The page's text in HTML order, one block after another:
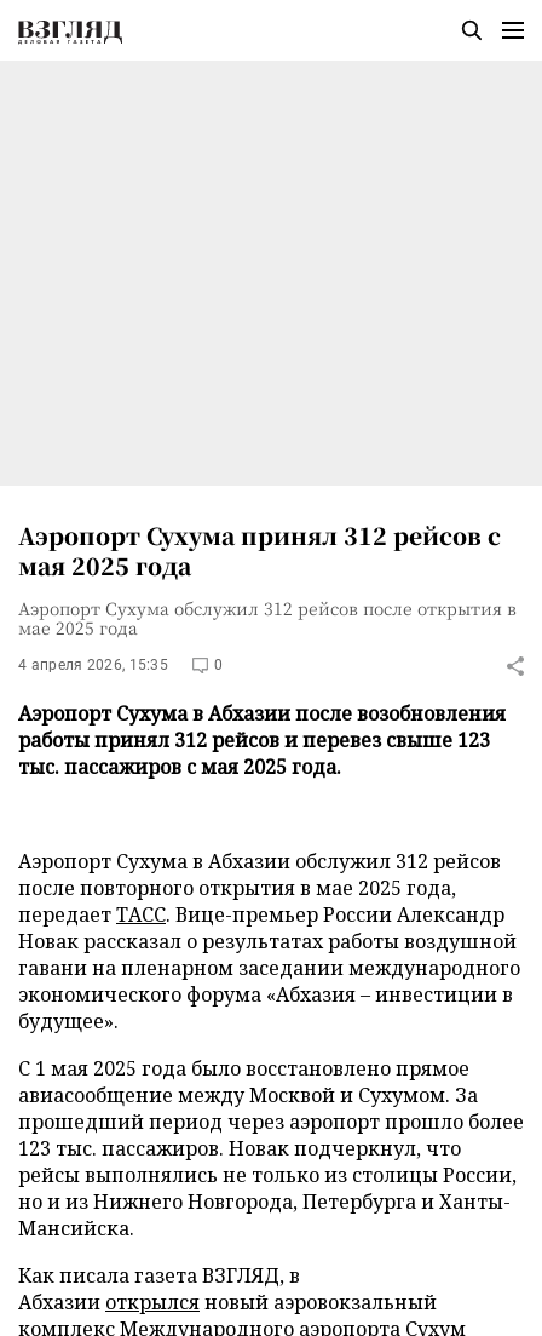
Аэропорт Сухума принял 312 рейсов с
мая 2025 года
Аэропорт Сухума обслужил 312 рейсов после открытия в
мае 2025 года
4 апреля 2026, 15:35 0
Аэропорт Сухума в Абхазии после возобновления
работы принял 312 рейсов и перевез свыше 123
тыс. пассажиров с мая 2025 года.
Аэропорт Сухума в Абхазии обслужил 312 рейсов
после повторного открытия в мае 2025 года,
передаетТАСС. Вице-премьер России Александр
Новак рассказал о результатах работы воздушной
гавани на пленарном заседании международного
экономического форума «Абхазия – инвестиции в
будущее».
С 1 мая 2025 года было восстановлено прямое
авиасообщение между Москвой и Сухумом. За
прошедший период через аэропорт прошло более
123 тыс. пассажиров. Новак подчеркнул, что
рейсы выполнялись не только из столицы России,
но и из Нижнего Новгорода, Петербурга и Ханты-
Мансийска.
Как писала газета ВЗГЛЯД, в
Абхазии открылсяновый аэровокзальный
комплекс Международного аэропорта Сухум